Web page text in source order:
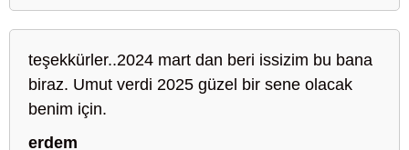
teşekkürler..2024 mart dan beri issizim bu bana
biraz. Umut verdi 2025 güzel bir sene olacak
benim için.
erdem